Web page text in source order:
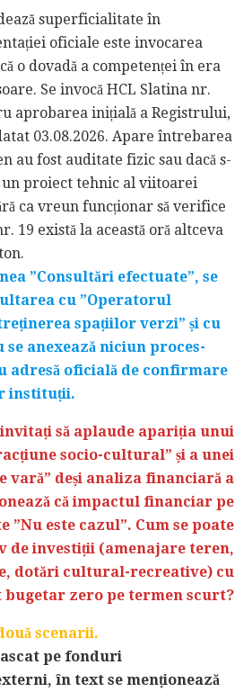
superficialitate în
oficiale este invocarea
o dovadă a competenței în era
Se invocă HCL Slatina nr.
aprobarea inițială a Registrului,
03.08.2026. Apare întrebarea
au fost auditate fizic sau dacă s-
proiect tehnic al viitoarei
ca vreun funcționar să verifice
19 există la această oră altceva
”Consultări efectuate”, se
cu ”Operatorul
spațiilor verzi” și cu
se anexează niciun proces-
adresă oficială de confirmare
instituții.
să aplaude apariția unui
socio-cultural” și a unei
vară” deși analiza financiară a
că impactul financiar pe
”Nu este cazul”. Cum se poate
de investiții (amenajare teren,
dotări cultural-recreative) cu
bugetar zero pe termen scurt?
scenarii.
pe fonduri
în text se menționează